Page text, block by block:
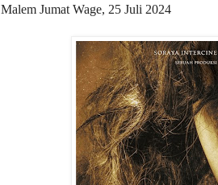
Malem Jumat Wage, 25 Juli 2024